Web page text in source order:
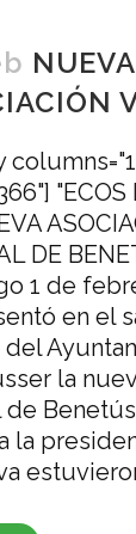
NUEVA
"ECOS
DE
1 de
en el
la
de
la